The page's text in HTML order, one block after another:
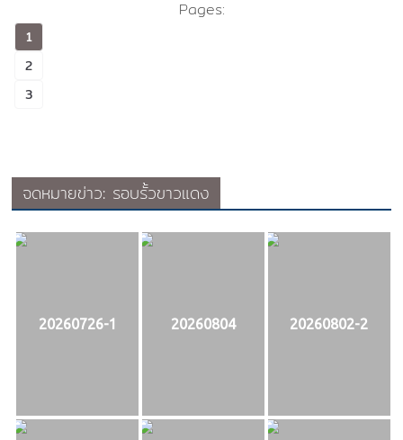
Pages:
1
2
3
จดหมายข่าว: รอบรั้วขาวแดง
20260726-1 20260804 20260802-2